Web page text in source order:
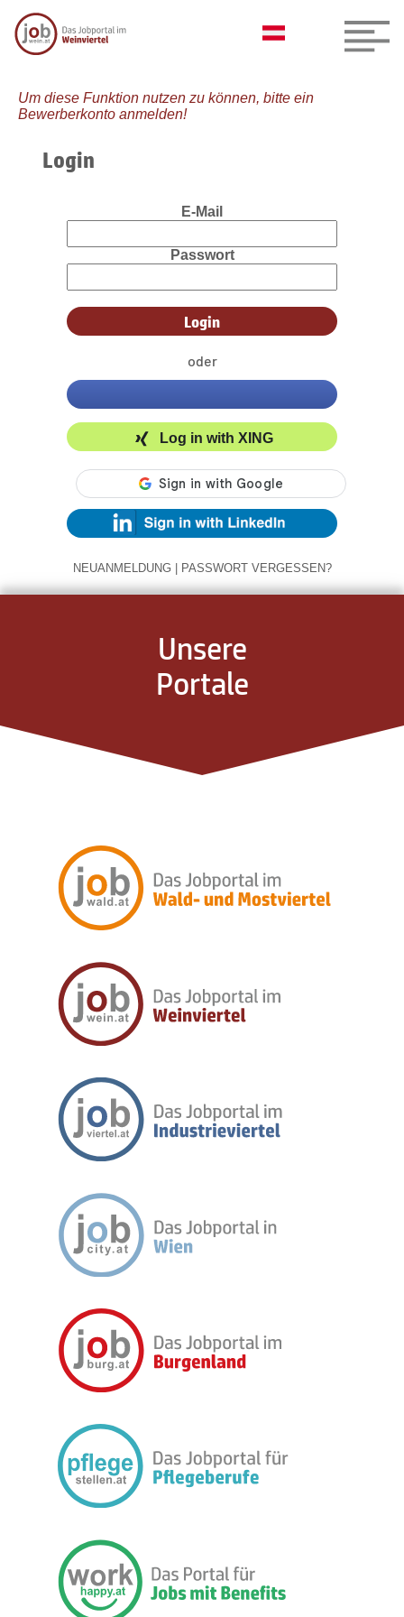
Um diese Funktion nutzen zu können, bitte ein
Bewerberkonto anmelden!
Login
E-Mail
Passwort
oder
Log in with XING
NEUANMELDUNG | PASSWORT VERGESSEN?
Unsere
Portale